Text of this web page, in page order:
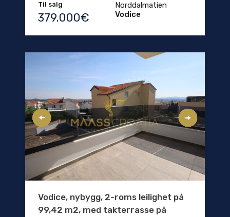
Til salg
379.000€
Norddalmatien
Vodice
Vodice, nybygg, 2-roms leilighet på
99,42 m2, med takterrasse på